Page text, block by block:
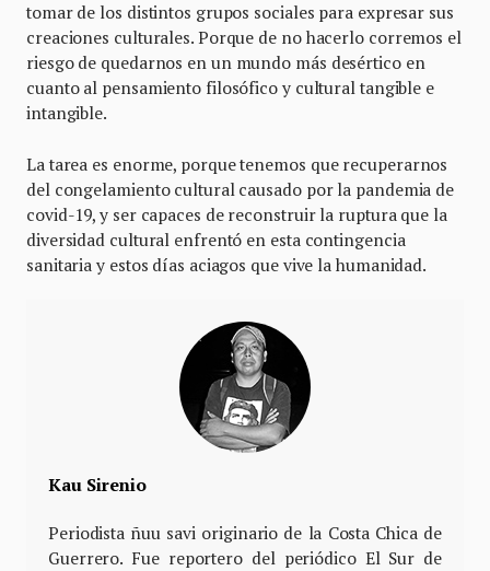
tomar de los distintos grupos sociales para expresar sus
creaciones culturales. Porque de no hacerlo corremos el
riesgo de quedarnos en un mundo más desértico en
cuanto al pensamiento filosófico y cultural tangible e
intangible.
La tarea es enorme, porque tenemos que recuperarnos
del congelamiento cultural causado por la pandemia de
covid-19, y ser capaces de reconstruir la ruptura que la
diversidad cultural enfrentó en esta contingencia
sanitaria y estos días aciagos que vive la humanidad.
Kau Sirenio
Periodista ñuu savi originario de la Costa Chica de
Guerrero. Fue reportero del periódico El Sur de